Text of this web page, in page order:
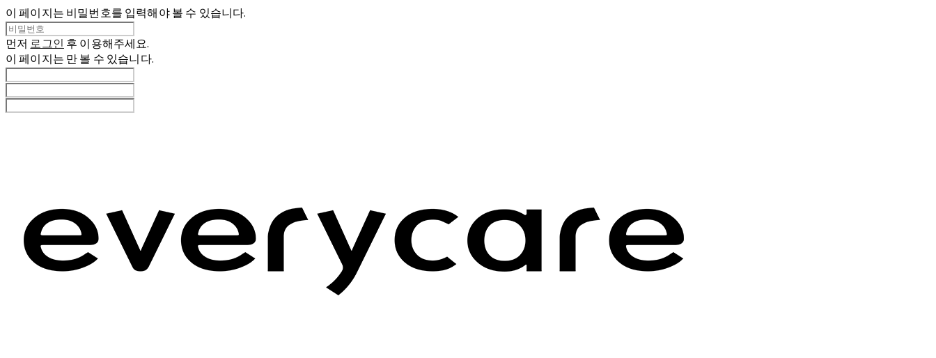
이 페이지는 비밀번호를 입력해야 볼 수 있습니다.
먼저 로그인 후 이용해주세요.
이 페이지는 만 볼 수 있습니다.